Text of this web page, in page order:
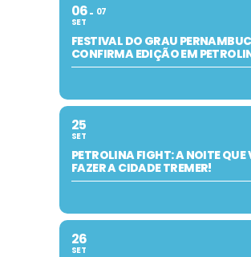
06
SET
07
FESTIVAL DO GRAU
CONFIRMA EDIÇÃO EM
25
SET
PETROLINA FIGHT: A NOITE QUE
FAZER A CIDADE TREMER!
26
SET